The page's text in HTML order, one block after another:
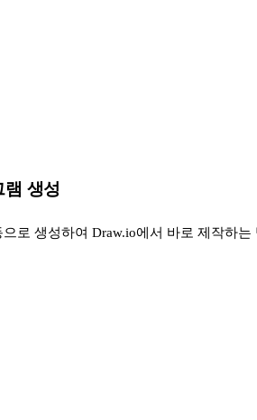
생성
로 생성하여 Draw.io에서 바로 제작하는